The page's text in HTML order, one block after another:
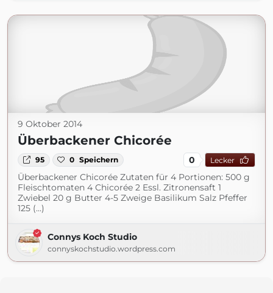
9 Oktober 2014
Überbackener Chicorée
95 0 Speichern 0 Lecker
Überbackener Chicorée Zutaten für 4 Portionen: 500 g
Fleischtomaten 4 Chicorée 2 Essl. Zitronensaft 1
Zwiebel 20 g Butter 4-5 Zweige Basilikum Salz Pfeffer
125 (...)
Connys Koch Studio
connyskochstudio.wordpress.com